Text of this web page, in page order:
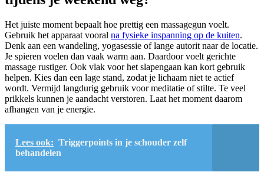
Het juiste moment bepaalt hoe prettig een massagegun voelt.
Gebruik het apparaat vooral na fysieke inspanning op de kuiten.
Denk aan een wandeling, yogasessie of lange autorit naar de locatie.
Je spieren voelen dan vaak warm aan. Daardoor voelt gerichte
massage rustiger. Ook vlak voor het slapengaan kan kort gebruik
helpen. Kies dan een lage stand, zodat je lichaam niet te actief
wordt. Vermijd langdurig gebruik voor meditatie of stilte. Te veel
prikkels kunnen je aandacht verstoren. Laat het moment daarom
afhangen van je energie.
Lees ook: Triggerpoints in je schouder zelf
behandelen